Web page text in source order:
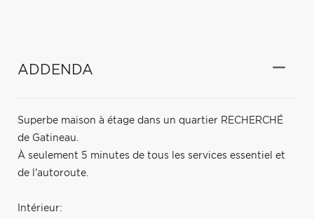
ADDENDA
Superbe maison à étage dans un quartier RECHERCHÉ
de Gatineau.
À seulement 5 minutes de tous les services essentiel et
de l'autoroute.
Intérieur: